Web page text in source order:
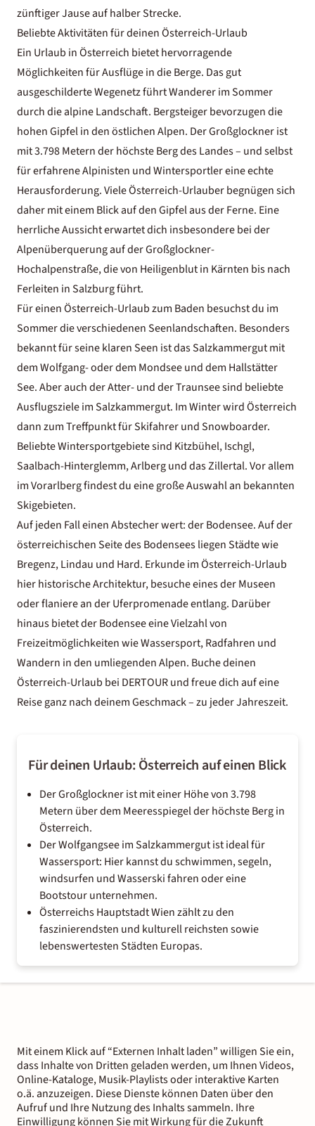
zünftiger Jause auf halber Strecke.
Beliebte Aktivitäten für deinen Österreich-Urlaub
Ein Urlaub in Österreich bietet hervorragende
Möglichkeiten für Ausflüge in die Berge. Das gut
ausgeschilderte Wegenetz führt Wanderer im Sommer
durch die alpine Landschaft. Bergsteiger bevorzugen die
hohen Gipfel in den östlichen Alpen. Der Großglockner ist
mit 3.798 Metern der höchste Berg des Landes – und selbst
für erfahrene Alpinisten und Wintersportler eine echte
Herausforderung. Viele Österreich-Urlauber begnügen sich
daher mit einem Blick auf den Gipfel aus der Ferne. Eine
herrliche Aussicht erwartet dich insbesondere bei der
Alpenüberquerung auf der Großglockner-
Hochalpenstraße, die von Heiligenblut in Kärnten bis nach
Ferleiten in Salzburg führt.
Für einen Österreich-Urlaub zum Baden besuchst du im
Sommerdie verschiedenen Seenlandschaften. Besonders
bekannt für seine klaren Seen ist das Salzkammergut mit
dem Wolfgang- oder dem Mondsee und dem Hallstätter
See. Aber auch der Atter- und der Traunsee sind beliebte
Ausflugsziele im Salzkammergut. Im Winter wird Österreich
dann zum Treffpunkt für Skifahrer und Snowboarder.
Beliebte Wintersportgebiete sind Kitzbühel, Ischgl,
Saalbach-Hinterglemm, Arlberg und das Zillertal. Vor allem
im Vorarlberg findest du eine große Auswahl an bekannten
Skigebieten.
Auf jeden Fall einen Abstecher wert: der Bodensee. Auf der
österreichischen Seite des Bodensees liegen Städte wie
Bregenz, Lindau und Hard. Erkunde im Österreich-Urlaub
hier historische Architektur, besuche eines der Museen
oder flaniere an der Uferpromenade entlang. Darüber
hinaus bietet der Bodensee eine Vielzahl von
Freizeitmöglichkeiten wie Wassersport, Radfahren und
Wandern in den umliegenden Alpen. Buche deinen
Österreich-Urlaub bei DERTOUR und freue dich auf eine
Reise ganz nach deinem Geschmack – zu jeder Jahreszeit.
Für deinen Urlaub: Österreich auf einen Blick
Der Großglockner ist mit einer Höhe von 3.798
Metern über dem Meeresspiegel der höchste Berg in
Österreich.
Der Wolfgangsee im Salzkammergut ist ideal für
Wassersport: Hier kannst du schwimmen, segeln,
windsurfen und Wasserski fahren oder eine
Bootstour unternehmen.
Österreichs Hauptstadt Wien zählt zu den
faszinierendsten und kulturell reichsten sowie
lebenswertesten Städten Europas.
Mit einem Klick auf “Externen Inhalt laden” willigen Sie ein,
dass Inhalte von Dritten geladen werden, um Ihnen Videos,
Online-Kataloge, Musik-Playlists oder interaktive Karten
o.ä. anzuzeigen. Diese Dienste können Daten über den
Aufruf und Ihre Nutzung des Inhalts sammeln. Ihre
Einwilligung können Sie mit Wirkung für die Zukunft